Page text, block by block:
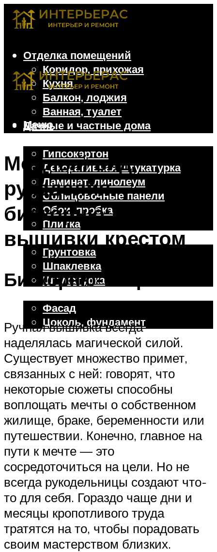
Отделка помещений
Коридор, прихожая
Кухня
Балкон, лоджия
Ванная, туалет
Дачные и частные дома
Гипсокартон
Декоративная штукатурка
Ламинат, линолеум
Облицовочные панели
Обои, пробка
Плитка
Отделочные работы
Грунтовка
Шпаклевка
Штукатурка
Внешняя отделка
Фасад
Цоколь, фундамент
Меню
Меню
Модный вид
рукоделия
бискорню: схемы
вышивки крестом
Бискорню-оберег
Ручная вышивка всегда
наделялась магической силой.
Существует множество примет,
связанных с ней: говорят, что
некоторые сюжеты способны
воплощать мечты о собственном
жилище, браке, беременности или
путешествии. Конечно, главное на
пути к мечте — это
сосредоточиться на цели. Но не
всегда рукодельницы создают что-
то для себя. Гораздо чаще дни и
месяцы кропотливого труда
тратятся на то, чтобы порадовать
своим мастерством близких.